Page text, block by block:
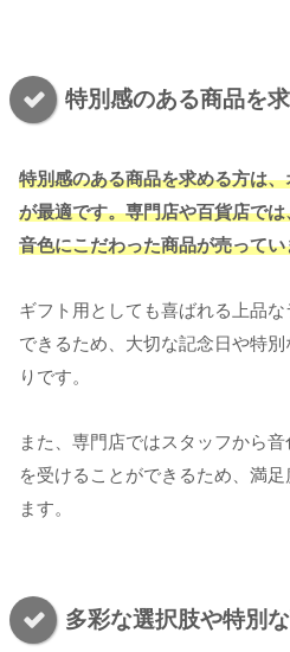
特別感のある商品を
特別感のある商品を求める方は
が最適です。専門店や百貨店で
音色にこだわった商品が売ってい
ギフト用としても喜ばれる上品
できるため、大切な記念日や特
りです。
また、専門店ではスタッフから
を受けることができるため、満
ます。
多彩な選択肢や特別